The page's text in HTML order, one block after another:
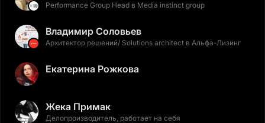
Performance Group Head в Media instinct group
Владимир Соловьев
Архитектор решений/ Solutions architect в Альфа-Лизинг
Екатерина Рожкова
Жека Примак
Делопроизводитель, работает на себя